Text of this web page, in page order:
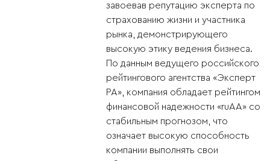
завоевав репутацию эксперта по
страхованию жизни и участника
рынка, демонстрирующего
высокую этику ведения бизнеса.
По данным ведущего российского
рейтингового агентства «Эксперт
РА», компания обладает рейтингом
финансовой надежности «ruАА» со
стабильным прогнозом, что
означает высокую способность
компании выполнять свои